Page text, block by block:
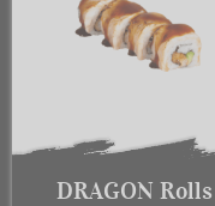
DRAGON Rolls